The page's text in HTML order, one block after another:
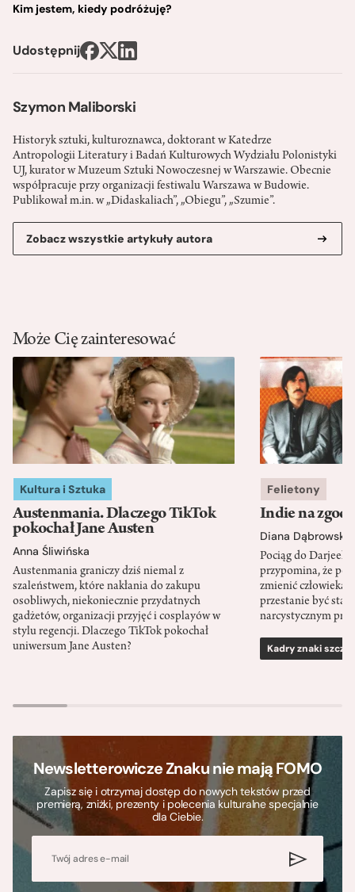
Szymon Maliborski
Historyk sztuki, kulturoznawca, doktorant w Katedrze
Antropologii Literatury i Badań Kulturowych Wydziału Polonistyki
UJ, kurator w Muzeum Sztuki Nowoczesnej w Warszawie. Obecnie
współpracuje przy organizacji festiwalu Warszawa w Budowie.
Publikował m.in. w „Didaskaliach”, „Obiegu”, „Szumie”.
Zobacz wszystkie artykuły autora
Kim jestem, kiedy podróżuję?
Udostępnij
Może Cię zainteresować
Kultura i Sztuka
Austenmania. Dlaczego TikTok
pokochał Jane Austen
Anna Śliwińska
Austenmania graniczy dziś niemal z
szaleństwem, które nakłania do zakupu
osobliwych, niekoniecznie przydatnych
gadżetów, organizacji przyjęć i cosplayów w
stylu regencji. Dlaczego TikTok pokochał
uniwersum Jane Austen?
Felietony
Indie na
Diana Dąbrowska
Pociąg do
przypomina, że
zmienić człowieka
przestanie być
narcystycznym
Kadry znaki
Newsletterowicze Znaku nie mają FOMO
Zapisz się i otrzymaj dostęp do nowych tekstów przed
premierą, zniżki, prezenty i polecenia kulturalne specjalnie
dla Ciebie.